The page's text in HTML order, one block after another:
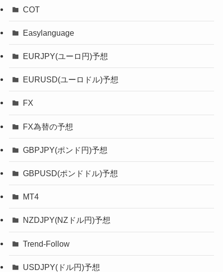
COT
Easylanguage
EURJPY(ユーロ円)予想
EURUSD(ユーロドル)予想
FX
FX為替の予想
GBPJPY(ポンド円)予想
GBPUSD(ポンドドル)予想
MT4
NZDJPY(NZドル円)予想
Trend-Follow
USDJPY(ドル円)予想